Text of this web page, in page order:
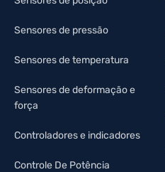
Sensores de pressão
Sensores de temperatura
Sensores de deformação e
força
Controladores e indicadores
Controle De Potência